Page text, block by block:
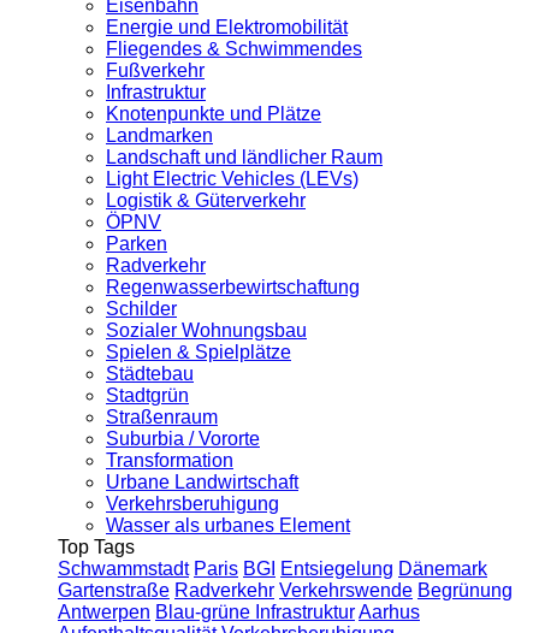
Eisenbahn
Energie und Elektromobilität
Fliegendes & Schwimmendes
Fußverkehr
Infrastruktur
Knotenpunkte und Plätze
Landmarken
Landschaft und ländlicher Raum
Light Electric Vehicles (LEVs)
Logistik & Güterverkehr
ÖPNV
Parken
Radverkehr
Regenwasserbewirtschaftung
Schilder
Sozialer Wohnungsbau
Spielen & Spielplätze
Städtebau
Stadtgrün
Straßenraum
Suburbia / Vororte
Transformation
Urbane Landwirtschaft
Verkehrsberuhigung
Wasser als urbanes Element
Top Tags
Schwammstadt Paris BGI Entsiegelung Dänemark
Gartenstraße Radverkehr Verkehrswende Begrünung
Antwerpen Blau-grüne InfrastrukturAarhus